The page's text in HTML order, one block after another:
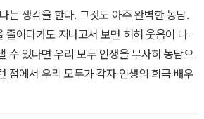
흔든 저자의 다양한 에피소드들에서, 언제
고 세상의 변화를 주시하며 민첩하고 유연
생존방식을 마주할 수 있다.
이 책은 노력하는 자가 즐기는 자를 이길 수
는 생각을 한다. 그것도 아주 완벽한 농담.
졸이다가도 지나고서 보면 허허 웃음이 나
수 있다면 우리 모두 인생을 무사히 농담으
점에서 우리 모두가 각자 인생의 희극 배우